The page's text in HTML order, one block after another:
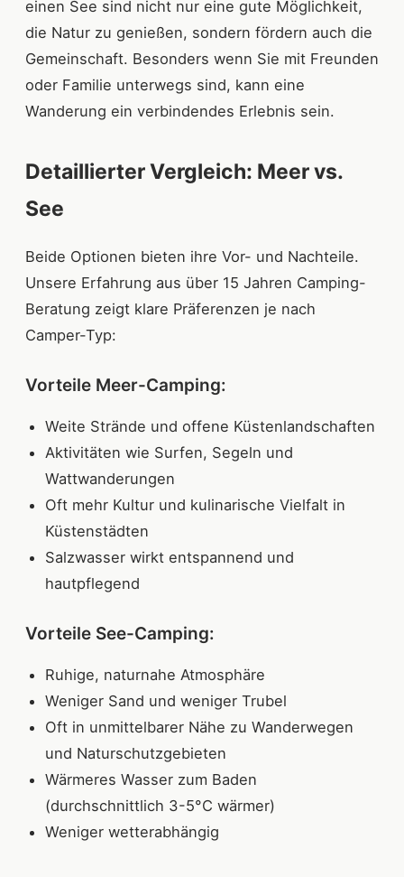
einen See sind nicht nur eine gute Möglichkeit,
die Natur zu genießen, sondern fördern auch die
Gemeinschaft. Besonders wenn Sie mit Freunden
oder Familie unterwegs sind, kann eine
Wanderung ein verbindendes Erlebnis sein.
Detaillierter Vergleich: Meer vs.
See
Beide Optionen bieten ihre Vor- und Nachteile.
Unsere Erfahrung aus über 15 Jahren Camping-
Beratung zeigt klare Präferenzen je nach
Camper-Typ:
Vorteile Meer-Camping:
Weite Strände und offene Küstenlandschaften
Aktivitäten wie Surfen, Segeln und
Wattwanderungen
Oft mehr Kultur und kulinarische Vielfalt in
Küstenstädten
Salzwasser wirkt entspannend und
hautpflegend
Vorteile See-Camping:
Ruhige, naturnahe Atmosphäre
Weniger Sand und weniger Trubel
Oft in unmittelbarer Nähe zu Wanderwegen
und Naturschutzgebieten
Wärmeres Wasser zum Baden
(durchschnittlich 3-5°C wärmer)
Weniger wetterabhängig